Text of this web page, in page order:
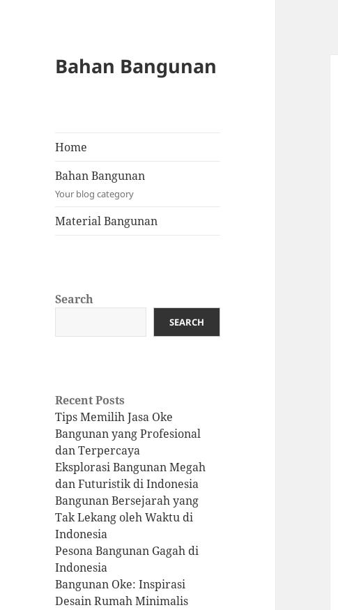
Bahan Bangunan
Home
Bahan Bangunan
Your blog category
Material Bangunan
Search
SEARCH
Recent Posts
Tips Memilih Jasa Oke
Bangunan yang Profesional
dan Terpercaya
Eksplorasi Bangunan Megah
dan Futuristik di Indonesia
Bangunan Bersejarah yang
Tak Lekang oleh Waktu di
Indonesia
Pesona Bangunan Gagah di
Indonesia
Bangunan Oke: Inspirasi
Desain Rumah Minimalis